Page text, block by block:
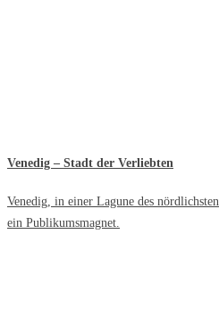
Venedig – Stadt der Verliebten
Venedig, in einer Lagune des
ein Publikumsmagnet.